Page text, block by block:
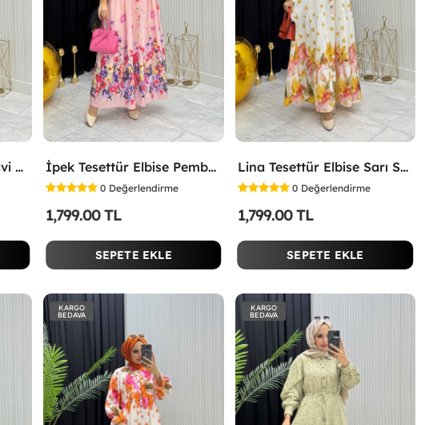
İpek Tesettür Elbise Mavi Mavi İpek Tesettür Elbise Pembe Pembe
0 Değerlendirme
1,799.00 TL
SEPETE EKLE
Lina Tesettür Elbise Sarı Sarı
0 Değerlendirme
1,799.00 TL
SEPETE EKLE
KARGO
BEDAVA
KARGO
BEDAVA